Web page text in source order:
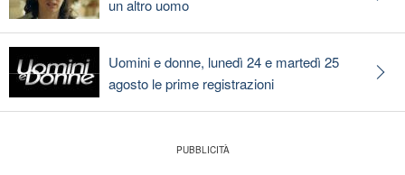
un altro uomo
Uomini e donne, lunedì 24 e martedì 25
agosto le prime registrazioni